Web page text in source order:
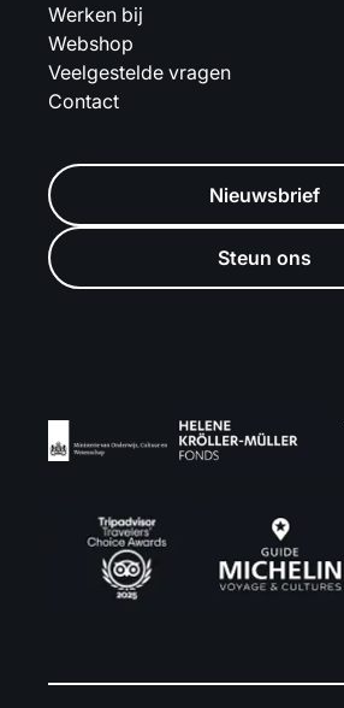
Werken bij
Webshop
Veelgestelde vragen
Contact
Nieuwsbrief
Steun ons